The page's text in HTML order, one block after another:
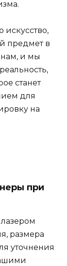
искусство,
предмет в
и мы
станет
для
на
при
размера
уточнения